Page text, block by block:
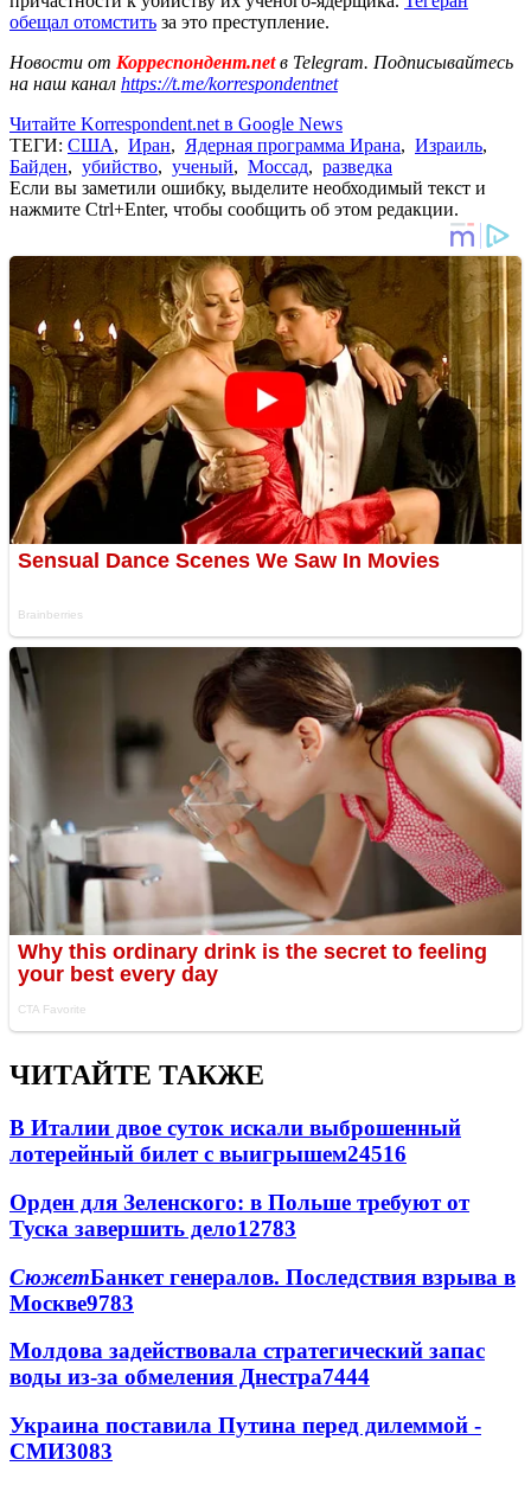
обещал отомстить за это преступление.
Новости от Корреспондент.netв Telegram. Подписывайтесь
на наш канал https://t.me/korrespondentnet
Читайте Korrespondent.net в Google News
ТЕГИ: США, Иран, Ядерная программа Ирана, Израиль,
Байден, убийство, ученый, Моссад, разведка
Если вы заметили ошибку, выделите необходимый текст и
нажмите Ctrl+Enter, чтобы сообщить об этом редакции.
ЧИТАЙТЕ ТАКЖЕ
В Италии двое суток искали выброшенный
лотерейный билет с выигрышем24516
Орден для Зеленского: в Польше требуют от
Туска завершить дело12783
СюжетБанкет генералов. Последствия взрыва в
Москве9783
Молдова задействовала стратегический запас
воды из-за обмеления Днестра7444
Украина поставила Путина перед дилеммой -
СМИ3083